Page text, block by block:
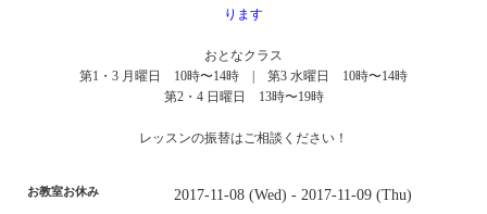
ります
おとなクラス
第1・3 月曜日 10時〜14時 | 第3 水曜日 10時〜14時
第2・4 日曜日 13時〜19時
レッスンの振替はご相談ください！
お教室お休み 2017-11-08 (Wed) - 2017-11-09 (Thu)